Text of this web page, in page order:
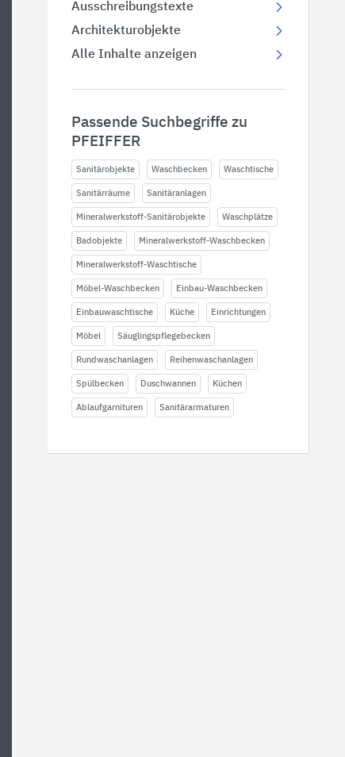
Ausschreibungstexte
Architekturobjekte
Alle Inhalte anzeigen
Passende Suchbegriffe zu
PFEIFFER
Sanitärobjekte Waschbecken Waschtische
Sanitärräume Sanitäranlagen
Mineralwerkstoff-Sanitärobjekte Waschplätze
Badobjekte Mineralwerkstoff-Waschbecken
Mineralwerkstoff-Waschtische
Möbel-Waschbecken Einbau-Waschbecken
Einbauwaschtische Küche Einrichtungen
Möbel Säuglingspflegebecken
Rundwaschanlagen Reihenwaschanlagen
Spülbecken Duschwannen Küchen
Ablaufgarnituren Sanitärarmaturen